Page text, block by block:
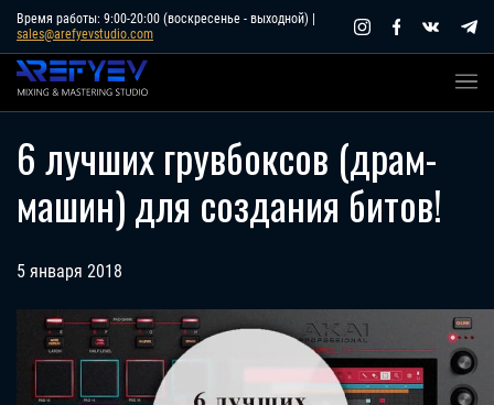
Skip
content
Время работы: 9:00-20:00 (воскресенье - выходной) |
sales@arefyevstudio.com
6 лучших грувбоксов (драм-
машин) для создания битов!
5 января 2018